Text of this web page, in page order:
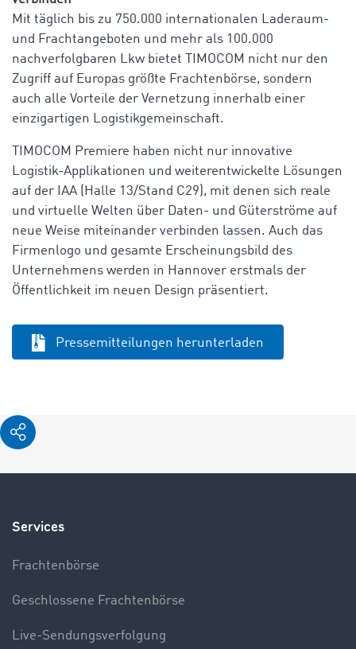
Mit täglich bis zu 750.000 internationalen Laderaum-
und Frachtangeboten und mehr als 100.000
nachverfolgbaren Lkw bietet TIMOCOM nicht nur den
Zugriff auf Europas größte Frachtenbörse, sondern
auch alle Vorteile der Vernetzung innerhalb einer
einzigartigen Logistikgemeinschaft.
TIMOCOM Premiere haben nicht nur innovative
Logistik-Applikationen und weiterentwickelte Lösungen
auf der IAA (Halle 13/Stand C29), mit denen sich reale
und virtuelle Welten über Daten- und Güterströme auf
neue Weise miteinander verbinden lassen. Auch das
Firmenlogo und gesamte Erscheinungsbild des
Unternehmens werden in Hannover erstmals der
Öffentlichkeit im neuen Design präsentiert.
Pressemitteilungen herunterladen
Services
Frachtenbörse
Geschlossene Frachtenbörse
Live-Sendungsverfolgung